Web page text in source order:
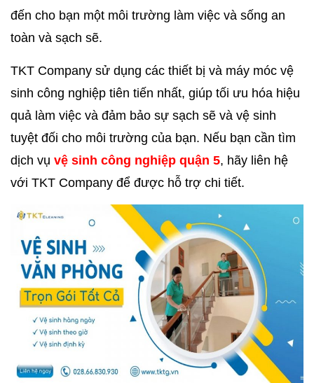
đến cho bạn một môi trường làm việc và sống an
toàn và sạch sẽ.
TKT Company sử dụng các thiết bị và máy móc vệ
sinh công nghiệp tiên tiến nhất, giúp tối ưu hóa hiệu
quả làm việc và đảm bảo sự sạch sẽ và vệ sinh
tuyệt đối cho môi trường của bạn. Nếu bạn cần tìm
dịch vụ vệ sinh công nghiệp quận 5, hãy liên hệ
với TKT Company để được hỗ trợ chi tiết.